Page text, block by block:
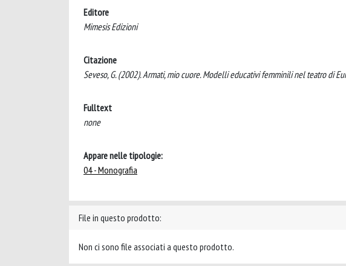
Editore
Mimesis Edizioni
Citazione
Seveso, G. (2002). Armati, mio cuore. Modelli educativi femminili nel teatro di
Fulltext
none
Appare nelle tipologie:
04 - Monografia
File in questo prodotto:
Non ci sono file associati a questo prodotto.